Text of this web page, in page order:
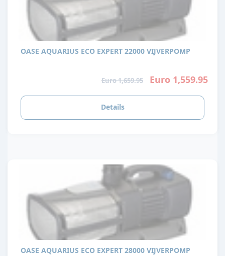
OASE AQUARIUS ECO EXPERT 22000 VIJVERPOMP
Euro 1,659.95 Euro 1,559.95
Details
OASE AQUARIUS ECO EXPERT 28000 VIJVERPOMP